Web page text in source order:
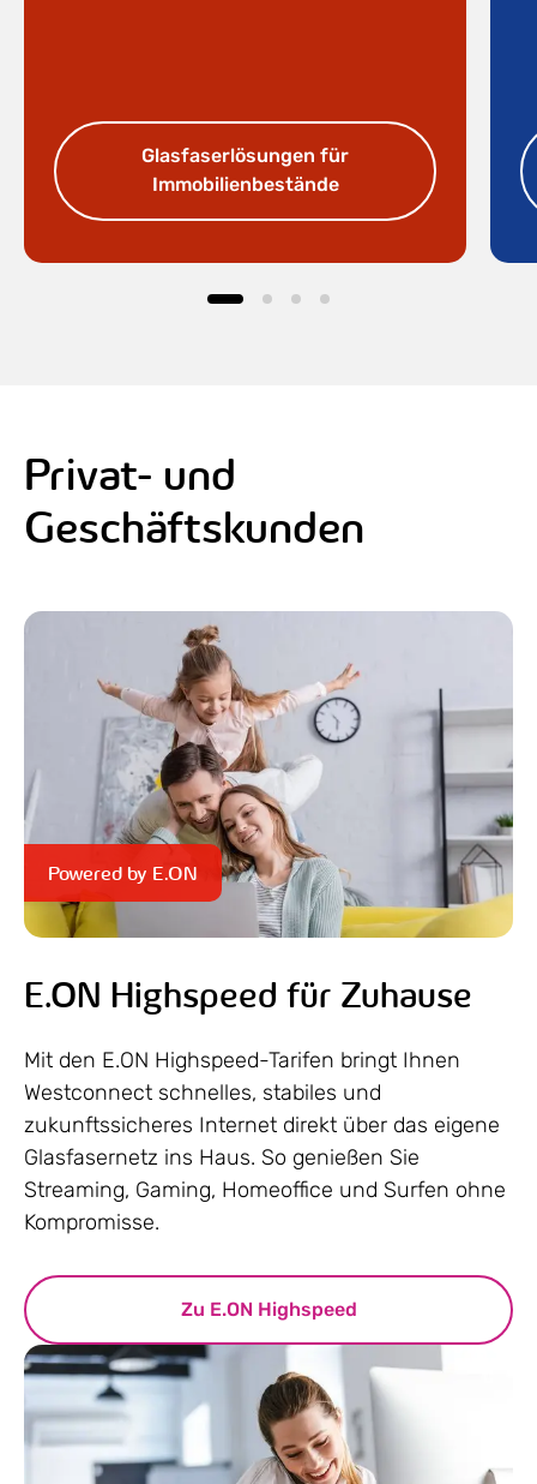
Glasfaserlösungen für
Immobilienbestände
Privat- und
Geschäftskunden
Powered by E.ON
E.ON Highspeed für Zuhause
Mit den E.ON Highspeed-Tarifen bringt Ihnen
Westconnect schnelles, stabiles und
zukunftssicheres Internet direkt über das eigene
Glasfasernetz ins Haus. So genießen Sie
Streaming, Gaming, Homeoffice und Surfen ohne
Kompromisse.
Zu E.ON Highspeed